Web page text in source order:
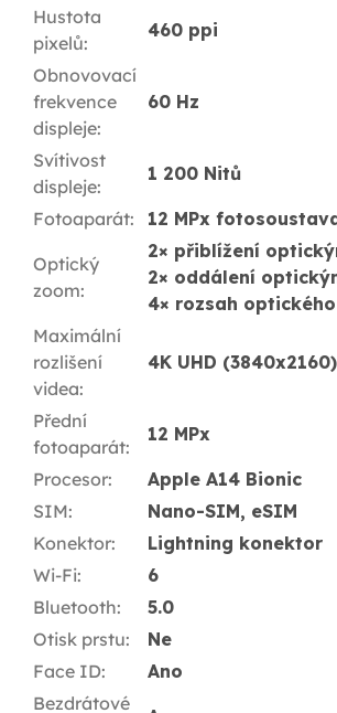
Hustota
pixelů:
460 ppi
Obnovovací
frekvence
displeje:
60 Hz
Svítivost
displeje:
1 200 Nitů
Fotoaparát: 12 MPx
Optický
zoom:
2× přiblížení
2× oddálení
4× rozsah
Maximální
rozlišení
videa:
4K UHD (3840x2160)
Přední
fotoaparát:
12 MPx
Procesor:
Apple A14 Bionic
SIM:
Nano-SIM, eSIM
Konektor:
Lightning konektor
Wi-Fi:
6
Bluetooth:
5.0
Otisk prstu:
Ne
Face ID:
Ano
Bezdrátové